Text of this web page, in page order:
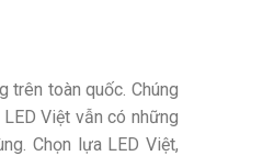
trên toàn quốc. Chúng
Việt vẫn có những
Chọn lựa LED Việt,